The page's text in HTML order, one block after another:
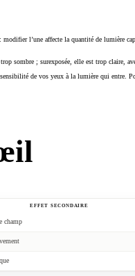
modifier l’une affecte la quantité de lumière
sombre ; surexposée, elle est trop claire,
sensibilité de vos yeux à la lumière qui entre.
EFFET SECONDAIRE
champ